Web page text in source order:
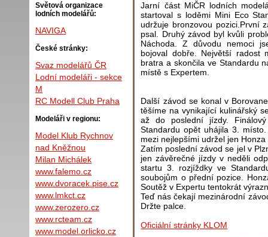
Světová organizace
lodních modelářů:
NAVIGA
České stránky:
Svaz modelářů ČR
Lodní modeláři - sekce
M
RC Modell Club Praha
Modeláři v regionu:
Model Klub Rychnov
nad Kněžnou
Milan Michálek
www.falemo.cz
www.dvoracek.pise.cz
www.lmkct.cz
www.zerozero.cz
www.rcteam.cz
www.model.orlicko.cz
Jarní část MiČR lodních
startoval s loděmi Mini Eco
udržuje bronzovou pozici.První
psal. Druhý závod byl kvůli
Náchoda. Z důvodu nemoci
bojoval dobře. Největší radost
bratra a skončila ve Standardu
místě s Expertem.
Další závod se konal v
těšíme na vynikající kulinářský
až do poslední jízdy.
Standardu opět uhájila 3.
mezi nejlepšími udržel jen
Zatím poslední závod se jel v
jen závěrečné jízdy v neděli
startu 3. rozjíždky ve
soubojům o přední pozice.
Soutěž v Expertu tentokrát
Teď nás čekají mezinárodní
Držte palce.
Oficiální stránky KLOM